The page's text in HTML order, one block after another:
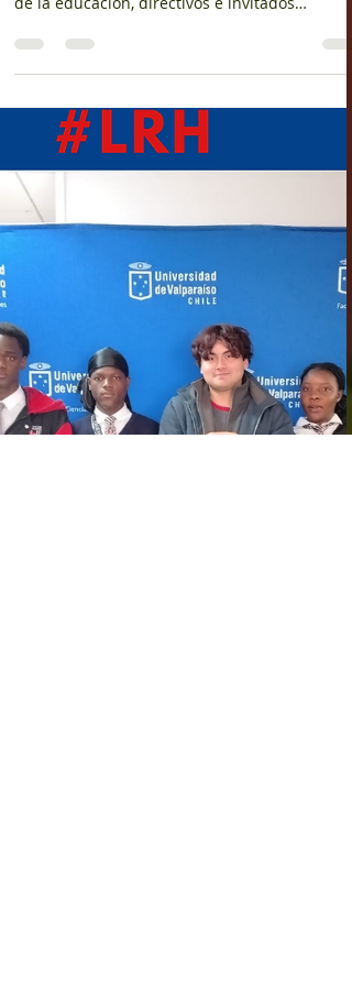
Con una emotiva ceremonia realizada junto a
especiales, el Liceo Dr. Roberto Humeres
Oyaneder (LRH), San Felipe conmemoró sus
años de vida al servicio de la educación
del Valle de Aconcagua. La actividad reunió a
representantes del Centro de Padres y
Apoderados, Centro de Estudiantes, empresas
Técnico-Profesionales, instituciones de educac